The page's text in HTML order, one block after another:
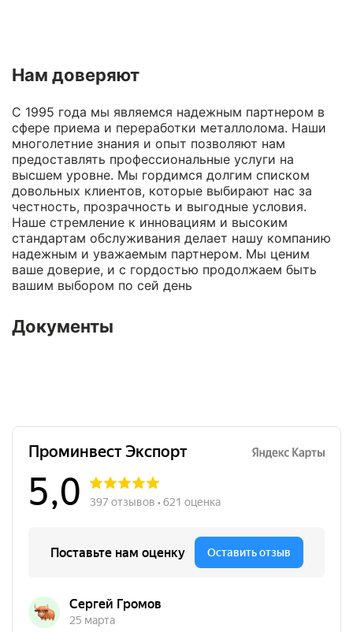
Нам доверяют
С 1995 года мы являемся надежным партнером в
сфере приема и переработки металлолома. Наши
многолетние знания и опыт позволяют нам
предоставлять профессиональные услуги на
высшем уровне. Мы гордимся долгим списком
довольных клиентов, которые выбирают нас за
честность, прозрачность и выгодные условия.
Наше стремление к инновациям и высоким
стандартам обслуживания делает нашу компанию
надежным и уважаемым партнером. Мы ценим
ваше доверие, и с гордостью продолжаем быть
вашим выбором по сей день
Документы